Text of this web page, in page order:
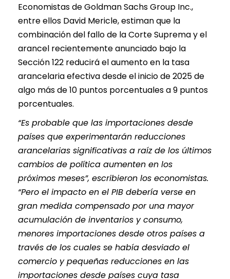
Economistas de Goldman Sachs Group Inc.,
entre ellos David Mericle, estiman que la
combinación del fallo de la Corte Suprema y el
arancel recientemente anunciado bajo la
Sección 122 reducirá el aumento en la tasa
arancelaria efectiva desde el inicio de 2025 de
algo más de 10 puntos porcentuales a 9 puntos
porcentuales.
“Es probable que las importaciones desde
países que experimentarán reducciones
arancelarias significativas a raíz de los últimos
cambios de política aumenten en los
próximos meses”, escribieron los economistas.
“Pero el impacto en el PIB debería verse en
gran medida compensado por una mayor
acumulación de inventarios y consumo,
menores importaciones desde otros países a
través de los cuales se había desviado el
comercio y pequeñas reducciones en las
importaciones desde países cuya tasa